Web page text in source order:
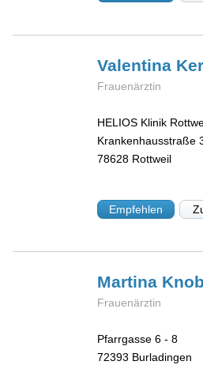
Valentina
Frauenärztin
HELIOS Klinik
Krankenhausstraße
78628 Rottweil
Empfehlen
Martina
Frauenärztin
Pfarrgasse 6 - 8
72393 Burladingen